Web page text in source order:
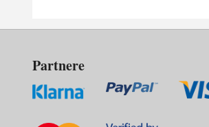
Partnere